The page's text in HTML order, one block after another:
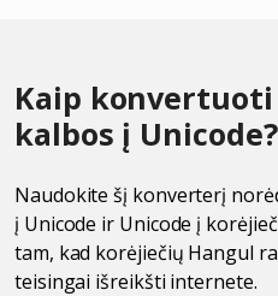
Kaip
kalbos į Unicode?
Naudokite šį konverterį
į Unicode ir Unicode į
tam, kad korėjiečių Hangul
teisingai išreikšti internete.